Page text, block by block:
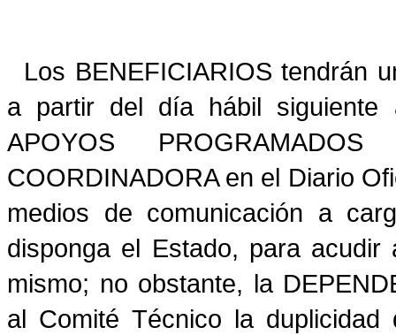
Los BENEFICIARIOS tendrán
a partir del día hábil siguiente
APOYOS
COORDINADORA en el Diario
medios de comunicación a
disponga el Estado, para
mismo; no obstante, la
al Comité Técnico la